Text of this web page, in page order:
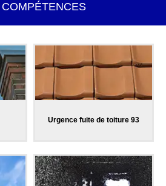
Urgence fuite de toiture 93